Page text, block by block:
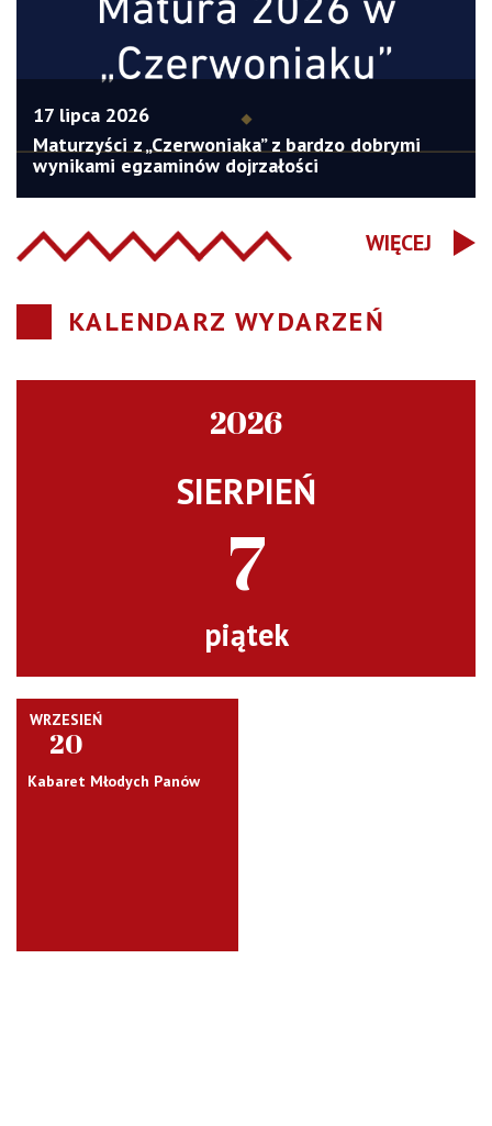
17 lipca 2026
Maturzyści z „Czerwoniaka” z bardzo dobrymi
wynikami egzaminów dojrzałości
WIĘCEJ
KALENDARZ WYDARZEŃ
2026
SIERPIEŃ
7
piątek
WRZESIEŃ
20
Kabaret Młodych Panów